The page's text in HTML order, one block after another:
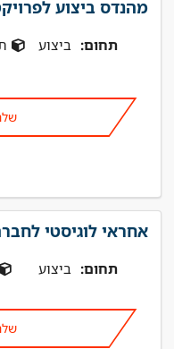
מהנדס ביצוע
תחום: ביצוע
אחראי לוגיסטי
תחום: ביצוע